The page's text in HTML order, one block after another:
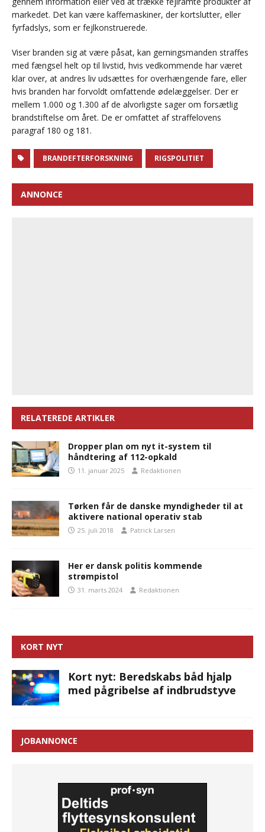
markedet. Det kan være kaffemaskiner, der kortslutter, eller
fyrfadslys, som er fejlkonstruerede.
Viser branden sig at være påsat, kan gerningsmanden straffes
med fængsel helt op til livstid, hvis vedkommende har været
klar over, at andres liv udsættes for overhængende fare, eller
hvis branden har forvoldt omfattende ødelæggelser. Der er
mellem 1.000 og 1.300 af de alvorligste sager om forsætlig
brandstiftelse om året. De er omfattet af straffelovens
paragraf 180 og 181.
BRANDEFTERFORSKNING RIGSPOLITIET
ANNONCE
RELATEREDE ARTIKLER
Dropper plan om nyt it-system til
håndtering af 112-opkald
11. januar 2025 Redaktionen
Tørken får de danske myndigheder til at
aktivere national operativ stab
25. juli 2018 Patrick Larsen
Her er dansk politis kommende
strømpistol
31. marts 2024 Redaktionen
KORT NYT
Kort nyt: Beredskabs båd hjalp
med pågribelse af indbrudstyve
JOBANNONCE